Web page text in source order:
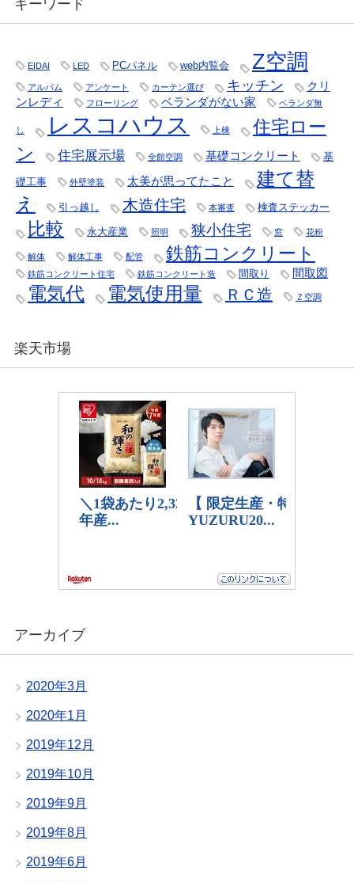
キーワード
EIDAI LED PCパネル web内覧会 Z空調
アルバム アンケート カーテン選び キッチン
クリ
ンレディ
フローリング ベランダがない家 ベランダ無
し レスコハウス 上棟
住宅ロー
ン
住宅展示場 全館空調 基礎コンクリート 基
礎工事 外壁塗装 太美が思ってたこと
建て替
え
引っ越し 木造住宅 本審査 検査ステッカー
比較 永大産業 照明 狭小住宅 窓 花粉
解体 解体工事 配管 鉄筋コンクリート
鉄筋コンクリート住宅 鉄筋コンクリート造 間取り 間取図
電気代 電気使用量 ＲＣ造 Ｚ空調
楽天市場
アーカイブ
2020年3月
2020年1月
2019年12月
2019年10月
2019年9月
2019年8月
2019年6月